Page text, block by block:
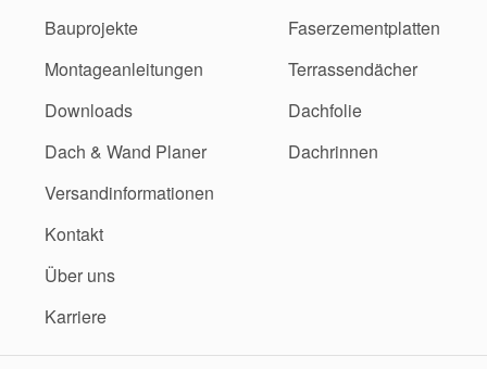
Bauprojekte
Montageanleitungen
Downloads
Dach & Wand Planer
Versandinformationen
Kontakt
Über uns
Karriere
Faserzementplatten
Terrassendächer
Dachfolie
Dachrinnen